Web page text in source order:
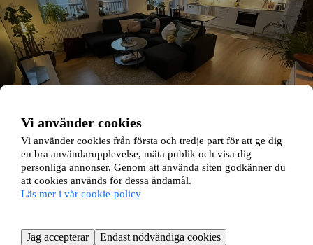
Vi använder cookies
Vi använder cookies från första och tredje part för att ge dig
en bra användarupplevelse, mäta publik och visa dig
personliga annonser. Genom att använda siten godkänner du
att cookies används för dessa ändamål.
Läs mer i vår cookie-policy
Jag accepterar Endast nödvändiga cookies
Östra Torpavägen 101
Sävenäs, Göteborg
3 rok ∙66 kvm